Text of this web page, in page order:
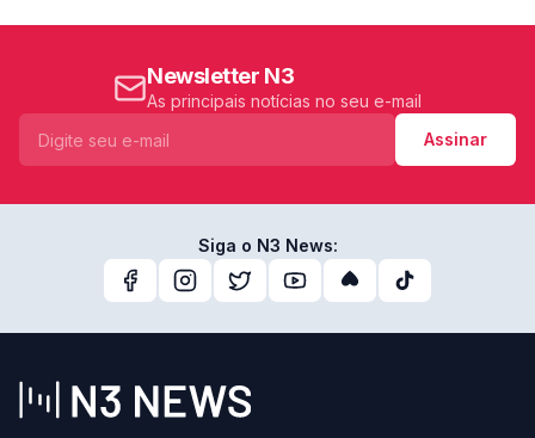
Newsletter N3
As principais notícias no seu e-mail
Assinar
Siga o N3 News: